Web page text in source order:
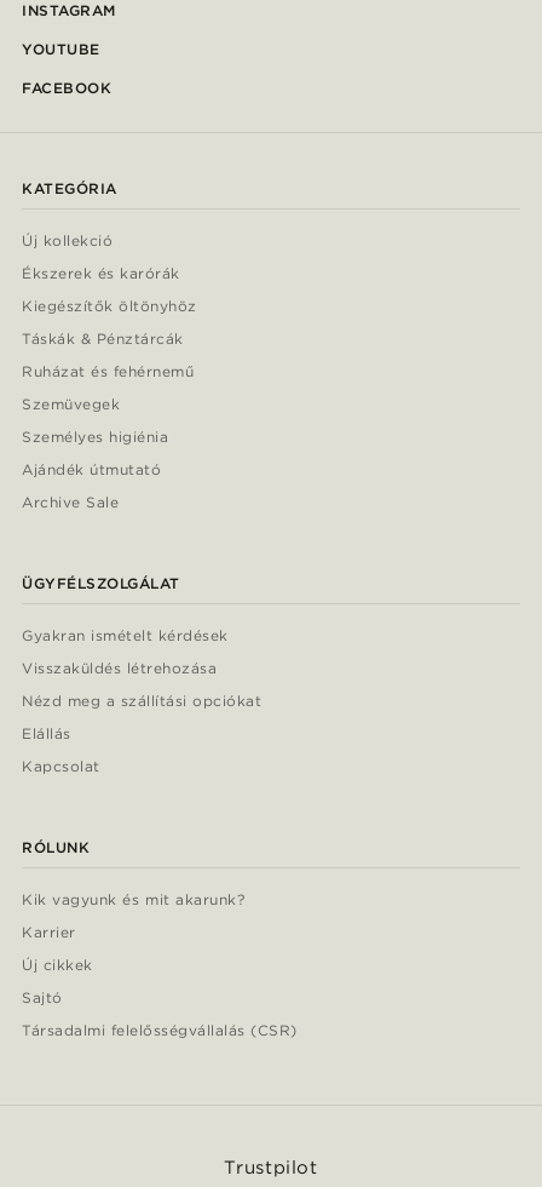
INSTAGRAM
YOUTUBE
FACEBOOK
KATEGÓRIA
Új kollekció
Ékszerek és karórák
Kiegészítők öltönyhöz
Táskák & Pénztárcák
Ruházat és fehérnemű
Szemüvegek
Személyes higiénia
Ajándék útmutató
Archive Sale
ÜGYFÉLSZOLGÁLAT
Gyakran ismételt kérdések
Visszaküldés létrehozása
Nézd meg a szállítási opciókat
Elállás
Kapcsolat
RÓLUNK
Kik vagyunk és mit akarunk?
Karrier
Új cikkek
Sajtó
Társadalmi felelősségvállalás (CSR)
Trustpilot